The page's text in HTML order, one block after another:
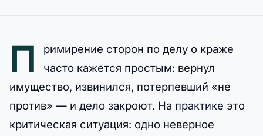
П
римирение сторон по делу о краже
часто кажется простым: вернул
имущество, извинился, потерпевший «не
против» — и дело закроют. На практике это
критическая ситуация: одно неверное